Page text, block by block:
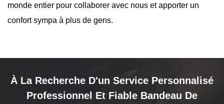
monde entier pour collaborer avec nous et apporter un
confort sympa à plus de gens.
À La Recherche D'un Service Personnalisé
Professionnel Et Fiable Bandeau De